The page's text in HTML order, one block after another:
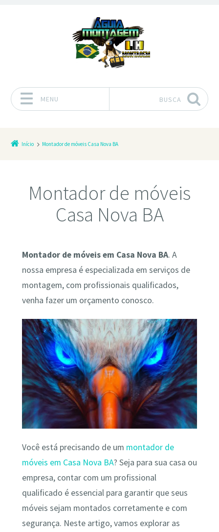
MENU BUSCA
Início Montador de móveis Casa Nova BA
Montador de móveis
Casa Nova BA
Montador de móveis em Casa Nova BA. A
nossa empresa é especializada em serviços de
montagem, com profissionais qualificados,
venha fazer um orçamento conosco.
Você está precisando de um montador de
móveis em Casa Nova BA? Seja para sua casa ou
empresa, contar com um profissional
qualificado é essencial para garantir que seus
móveis sejam montados corretamente e com
segurança. Neste artigo, vamos explorar as